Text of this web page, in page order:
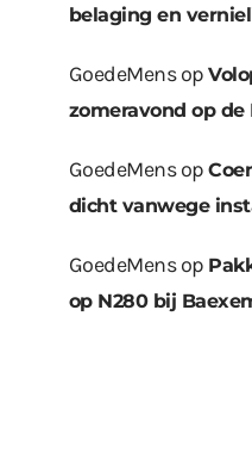
belaging en
GoedeMensop
zomeravond op de
GoedeMensop
dicht vanwege
GoedeMensop
op N280 bij